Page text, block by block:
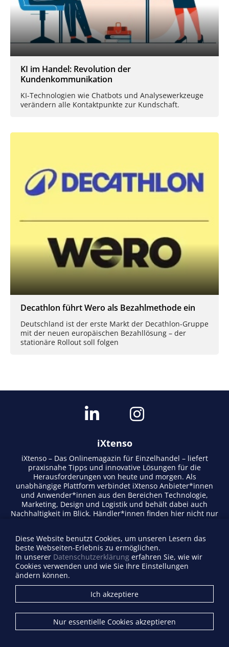
KI im Handel: Revolution der
Kundenkommunikation
KI-Technologien wie Chatbots und Analysewerkzeuge
verändern alle Kontaktpunkte zur Kundschaft.
Decathlon führt Wero als Bezahlmethode ein
Deutschland ist der erste Markt der Decathlon-Gruppe
mit der neuen europäischen Bezahllösung – der
stationäre Rollout soll folgen
iXtenso
iXtenso – Das Onlinemagazin für Einzelhandel – liefert
praxisnahe Tipps und innovative Lösungen für die
Herausforderungen von heute und morgen. Als
unabhängige Plattform verbindet iXtenso Anbieter*innen
und Anwender*innen aus den Bereichen Technologie,
Marketing, Design und Logistik und behält dabei auch
Nachhaltigkeit im Blick. Händler*innen finden hier nicht nur
lebendigen Schreibstil und relevantem Content fördert das
Magazin den Austausch innerhalb der Retail-Community.
Ob digitale Trends oder praktische Alltagstipps – iXtenso
macht Wissen für den Handel zugänglich.
Firma eintragen
Mediadaten
Kontakt
Diese Website benutzt Cookies, um unseren Lesern das
beste Webseiten-Erlebnis zu ermöglichen.
In unserer Datenschutzerklärung erfahren Sie, wie wir
Cookies verwenden und wie Sie Ihre Einstellungen
ändern können.
Ich akzeptiere
Nur essentielle Cookies akzeptieren